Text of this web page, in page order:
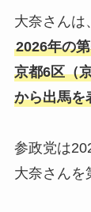
大奈さんは、
2026年の
京都6区（
から出馬を
参政党は
大奈さんを